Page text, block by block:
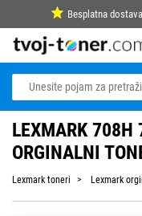
Besplatna dostava
LEXMARK 708H
ORGINALNI
Lexmark toneri Lexmark